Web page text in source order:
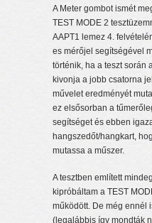
A Meter gombot ismét
TEST MODE 2
AAPT1 lemez 4.
es mérőjel segítségével
történik, ha a teszt során
kivonja a jobb csatorna
művelet eredményét
ez elsősorban a
segítséget és ebben
hangszedőt/hangkart,
mutassa a műszer.
A tesztben említett
kipróbáltam a TEST
működött. De még ennél
(legalábbis így mondták